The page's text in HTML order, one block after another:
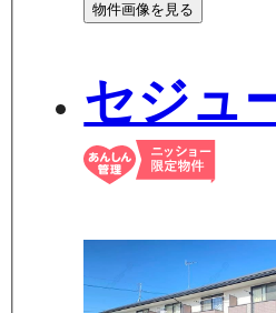
物件画像を見る
セジュ